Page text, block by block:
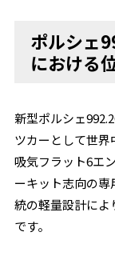
ポルシェ
における
新型ポルシェ
ツカーとして世
吸気フラット6エ
ーキット志向の専
統の軽量設計によ
です。